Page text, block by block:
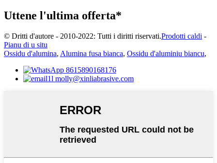
Uttene l'ultima offerta*
© Dritti d'autore - 2010-2022: Tutti i diritti riservati.Prodotti caldi -
Pianu di u situ
Ossidu d'alumina, Alumina fusa bianca, Ossidu d'aluminiu biancu,
8615890168176
molly@xinliabrasive.com